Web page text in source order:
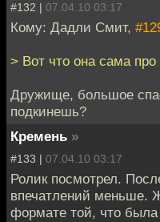
#132 | 07.04.10 03:17
Кому: Дадли Смит,
> Вот что она сама
Дружище, большое
подкинешь?
Кремень »
#133 | 07.04.10 03:17
Ролик посмотрел.
впечатлений меньше.
формате той, что